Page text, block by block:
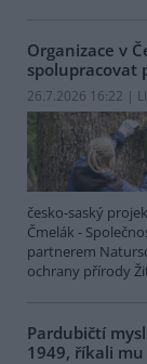
Organizace v
spolupracovat
26.7.2026 16:22 |
česko-saský
Čmelák -
partnerem
ochrany přírody
Pardubičtí
1949, říkali